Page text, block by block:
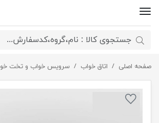
صفحه اصلی اتاق خواب سرویس خواب و تختتخت خواب دو نفره ملودی